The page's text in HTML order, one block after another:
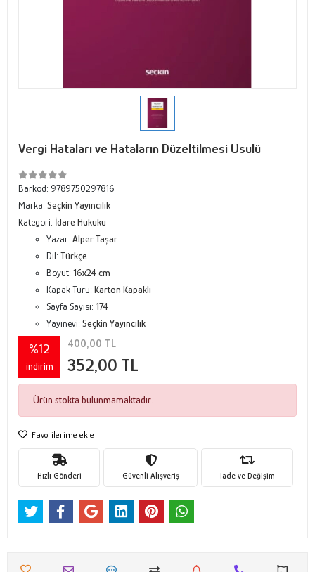
Vergi Hataları ve Hataların Düzeltilmesi Usulü
Barkod: 9789750297816
Marka: Seçkin Yayıncılık
Kategori: İdare Hukuku
Yazar: Alper Taşar
Dil: Türkçe
Boyut: 16x24 cm
Kapak Türü: Karton Kapaklı
Sayfa Sayısı: 174
Yayınevi: Seçkin Yayıncılık
%12
indirim
400,00 TL
352,00 TL
Ürün stokta bulunmamaktadır.
Favorilerime ekle
Hızlı Gönderi Güvenli Alışveriş İade ve Değişim